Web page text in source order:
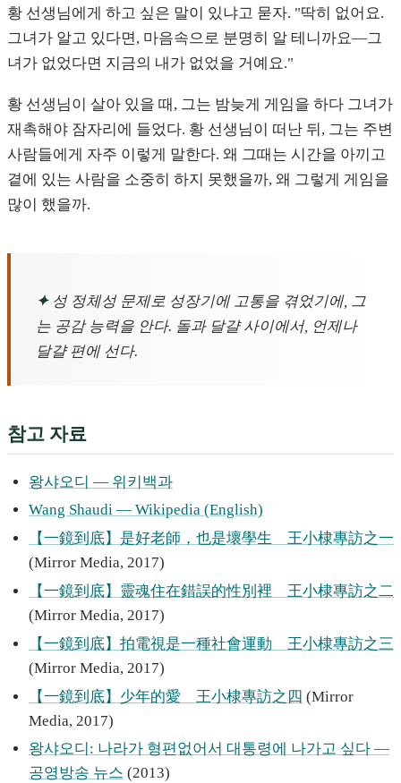
황 선생님에게 하고 싶은 말이 있냐고 묻자. "딱히 없어요.
그녀가 알고 있다면, 마음속으로 분명히 알 테니까요—그
녀가 없었다면 지금의 내가 없었을 거예요."
황 선생님이 살아 있을 때, 그는 밤늦게 게임을 하다 그녀가
재촉해야 잠자리에 들었다. 황 선생님이 떠난 뒤, 그는 주변
사람들에게 자주 이렇게 말한다. 왜 그때는 시간을 아끼고
곁에 있는 사람을 소중히 하지 못했을까, 왜 그렇게 게임을
많이 했을까.
✦성 정체성 문제로 성장기에 고통을 겪었기에, 그
는 공감 능력을 안다. 돌과 달걀 사이에서, 언제나
달걀 편에 선다.
참고 자료
왕샤오디 — 위키백과
Wang Shaudi — Wikipedia (English)
【一鏡到底】是好老師，也是壞學生 王小棣專訪之一
(Mirror Media, 2017)
【一鏡到底】靈魂住在錯誤的性別裡 王小棣專訪之二
(Mirror Media, 2017)
【一鏡到底】拍電視是一種社會運動 王小棣專訪之三
(Mirror Media, 2017)
【一鏡到底】少年的愛 王小棣專訪之四 (Mirror
Media, 2017)
왕샤오디: 나라가 형편없어서 대통령에 나가고 싶다 —
공영방송 뉴스 (2013)